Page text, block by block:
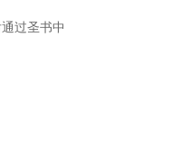
过圣书中